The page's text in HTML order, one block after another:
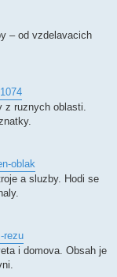
– od vzdelavacich
z ruznych oblasti.
oblak
a sluzby. Hodi se
rezu
i domova. Obsah je